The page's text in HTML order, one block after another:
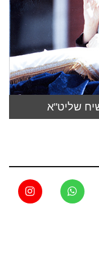
שליט"א